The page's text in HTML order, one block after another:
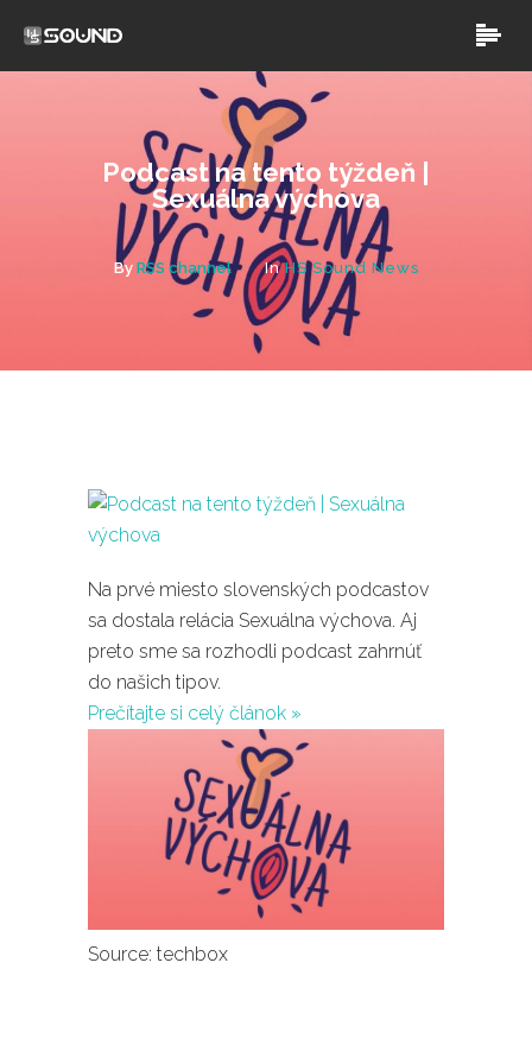
Podcast na tento týždeň |
Sexuálna výchova
By RSS channel InHS Sound News
Na prvé miesto slovenských podcastov
sa dostala relácia Sexuálna výchova. Aj
preto sme sa rozhodli podcast zahrnúť
do našich tipov.
Prečítajte si celý článok »
Source: techbox